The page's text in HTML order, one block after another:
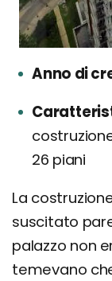
Anno di
26 piani
La
suscitato
palazzo non
temevano